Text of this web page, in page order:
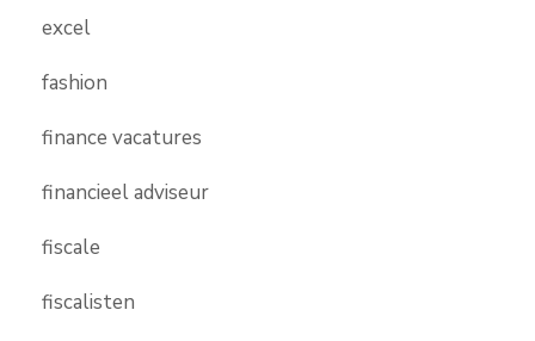
excel
fashion
finance vacatures
financieel adviseur
fiscale
fiscalisten